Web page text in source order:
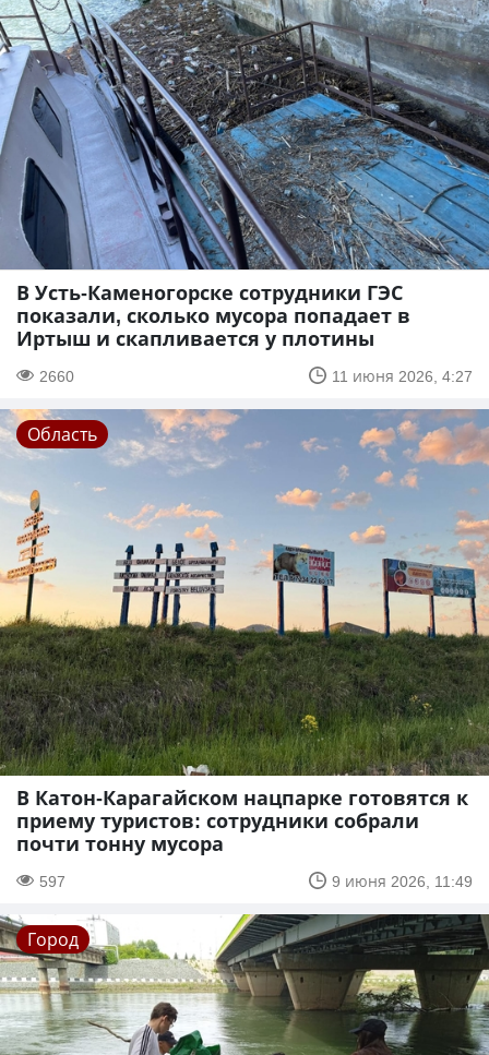
В Усть-Каменогорске сотрудники ГЭС
показали, сколько мусора попадает в
Иртыш и скапливается у плотины
2660 11 июня 2026, 4:27
Область
В Катон-Карагайском нацпарке готовятся к
приему туристов: сотрудники собрали
почти тонну мусора
597 9 июня 2026, 11:49
Город